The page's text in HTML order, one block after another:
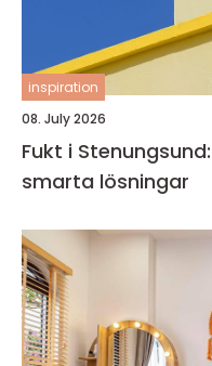
inspiration
08. July 2026
Fukt i
smarta lösningar